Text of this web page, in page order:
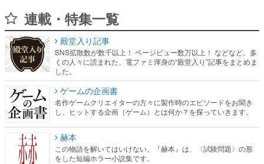
連載・特集一覧
殿堂入り記事
SNS拡散数が数千以上！ ページビュー数万以上！ などなど。多
くの人々に読まれた、電ファミ渾身の“殿堂入り”記事をまとめま
した。
ゲームの企画書
名作ゲームクリエイターの方々に製作時のエピソードをお聞き
し、ヒットする企画（ゲーム）とは何か？を探っていきます。
赫本
この物語を解いてはいけない。『赫本』は、〈試験問題〉の形
をした短編ホラー小説集です。